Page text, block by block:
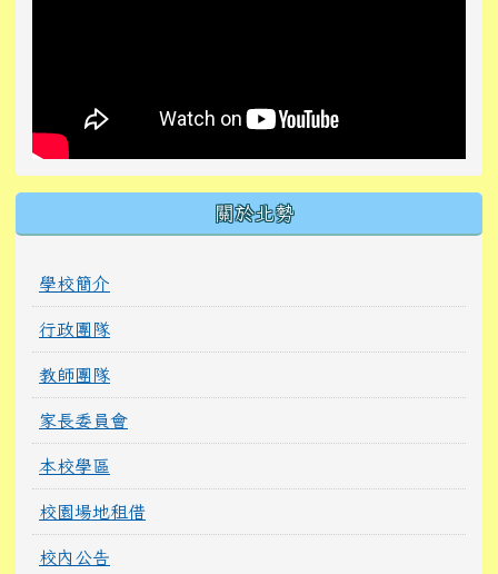
關於北勢
學校簡介
行政團隊
教師團隊
家長委員會
本校學區
校園場地租借
校內公告